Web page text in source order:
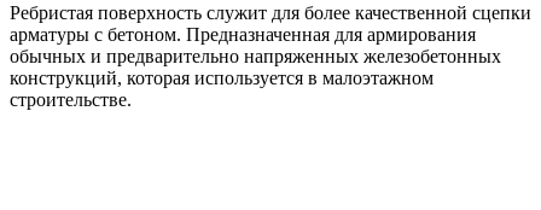
Ребристая поверхность служит для более качественной сцепки
арматуры с бетоном. Предназначенная для армирования
обычных и предварительно напряженных железобетонных
конструкций, которая используется в малоэтажном
строительстве.